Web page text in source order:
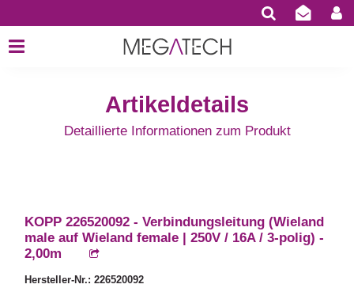
Artikeldetails
Detaillierte Informationen zum Produkt
KOPP 226520092 - Verbindungsleitung (Wieland
male auf Wieland female | 250V / 16A / 3-polig) -
2,00m
Hersteller-Nr.: 226520092